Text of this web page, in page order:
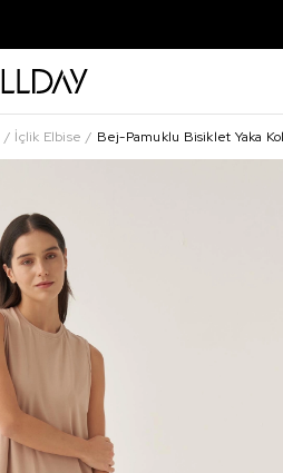
İçlik Elbise Bej-Pamuklu Bisiklet Yaka